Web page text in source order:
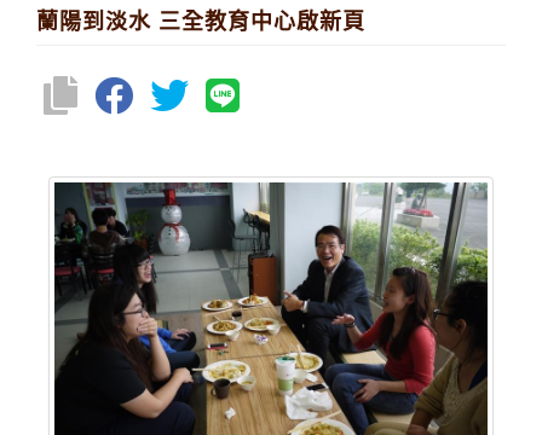
蘭陽到淡水 三全教育中心啟新頁